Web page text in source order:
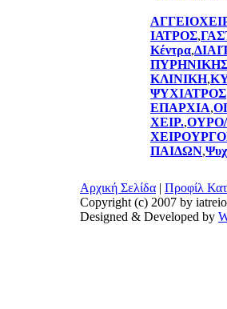
ΙΑΤΡΟΣ,
Κέντρα,
ΠΥΡΗΝΙΚΗΣ
ΚΛΙΝΙΚΗ,
ΨΥΧΙΑΤΡΟΣ
ΕΠΑΡΧΙΑ,
ΧΕΙΡ.,
ΠΑΙΔΩΝ,
Αρχική Σελίδα | Προφίλ
Copyright (c) 2007 by
Designed & Developed by